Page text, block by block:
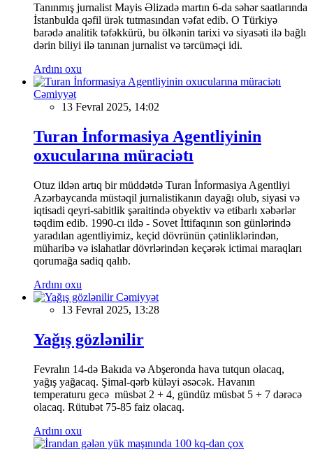
Tanınmış jurnalist Mayis Əlizadə martın 6-da səhər saatlarında
İstanbulda qəfil ürək tutmasından vəfat edib. O Türkiyə
barədə analitik təfəkkürü, bu ölkənin tarixi və siyasəti ilə bağlı
dərin biliyi ilə tanınan jurnalist və tərcüməçi idi.
Ardını oxu
Cəmiyyət
13 Fevral 2025, 14:02
Turan İnformasiya Agentliyinin
oxucularına müraciətı
Otuz ildən artıq bir müddətdə Turan İnformasiya Agentliyi
Azərbaycanda müstəqil jurnalistikanın dayağı olub, siyasi və
iqtisadi qeyri-sabitlik şəraitində obyektiv və etibarlı xəbərlər
təqdim edib. 1990-cı ildə - Sovet İttifaqının son günlərində
yaradılan agentliyimiz, keçid dövrünün çətinliklərindən,
müharibə və islahatlar dövrlərindən keçərək ictimai maraqları
qorumağa sadiq qalıb.
Ardını oxu
Cəmiyyət
13 Fevral 2025, 13:28
Yağış gözlənilir
Fevralın 14-də Bakıda və Abşeronda hava tutqun olacaq,
yağış yağacaq. Şimal-qərb küləyi əsəcək. Havanın
temperaturu gecə müsbət 2 + 4, gündüz müsbət 5 + 7 dərəcə
olacaq. Rütubət 75-85 faiz olacaq.
Ardını oxu